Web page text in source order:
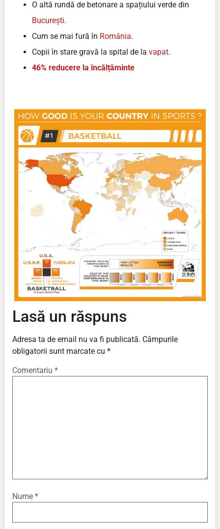
O altă rundă de betonare a spațiului verde din
București.
Cum se mai fură în România.
Copii în stare gravă la spital de la vapat.
46% reducere la încălțăminte
Lasă un răspuns
Adresa ta de email nu va fi publicată. Câmpurile
obligatorii sunt marcate cu *
Comentariu *
Nume *